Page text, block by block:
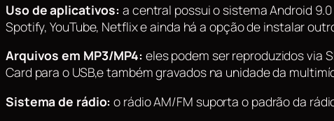
Uso de aplicativos: a central possui o sistema Android
Spotify, YouTube, Netflix e ainda há a opção de instalar
Arquivos em MP3/MP4: eles podem ser reproduzidos via
Card para o USB,e também gravados na unidade da
Sistema de rádio: o rádio AM/FM suporta o padrão da